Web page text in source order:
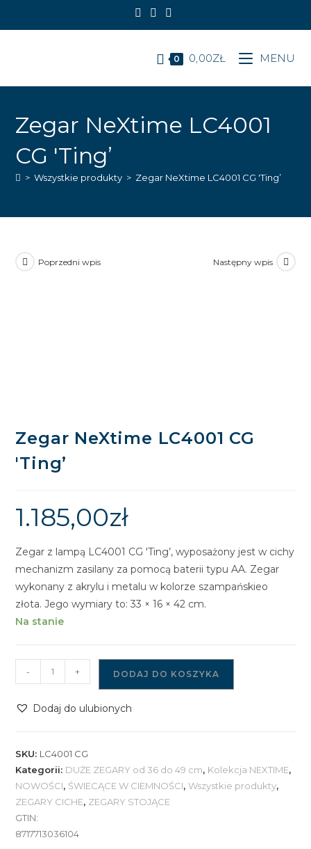
0 0,00ZŁ MENU
Zegar NeXtime LC4001
CG 'Ting’
> Wszystkie produkty > Zegar NeXtime LC4001 CG 'Ting’
Poprzedni wpis Następny wpis
Zegar NeXtime LC4001 CG
'Ting’
1.185,00zł
Zegar z lampą LC4001 CG 'Ting’, wyposażony jest w cichy
mechanizm zasilany za pomocą baterii typu AA. Zegar
wykonany z akrylu i metalu w kolorze szampańskieo
złota. Jego wymiary to: 33 × 16 × 42 cm.
Na stanie
Zegar
NeXtime
'Ting'
- + DODAJ DO KOSZYKA
Dodaj do ulubionych
SKU: LC4001 CG
Kategorii: DUŻE ZEGARY od 36 do 49 cm, Kolekcja NEXTIME,
NOWOŚCI, ŚWIECĄCE W CIEMNOŚCI,Wszystkie produkty,
ZEGARY CICHE, ZEGARY STOJĄCE
GTIN:
8717713036104